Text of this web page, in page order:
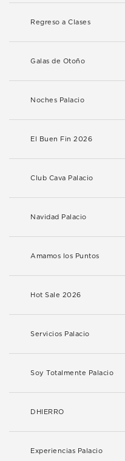
Regreso a Clases
Galas de Otoño
Noches Palacio
El Buen Fin 2026
Club Cava Palacio
Navidad Palacio
Amamos los Puntos
Hot Sale 2026
Servicios Palacio
Soy Totalmente Palacio
DHIERRO
Experiencias Palacio